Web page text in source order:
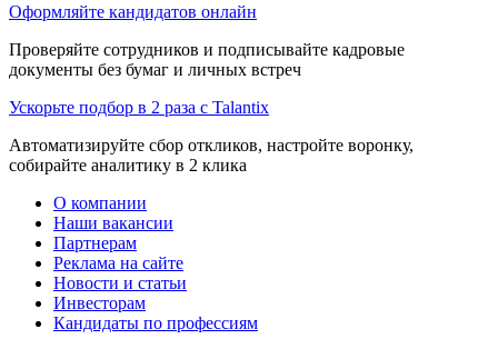
Оформляйте кандидатов онлайн
Проверяйте сотрудников и подписывайте кадровые
документы без бумаг и личных встреч
Ускорьте подбор в 2 раза с Talantix
Автоматизируйте сбор откликов, настройте воронку,
собирайте аналитику в 2 клика
О компании
Наши вакансии
Партнерам
Реклама на сайте
Новости и статьи
Инвесторам
Кандидаты по профессиям